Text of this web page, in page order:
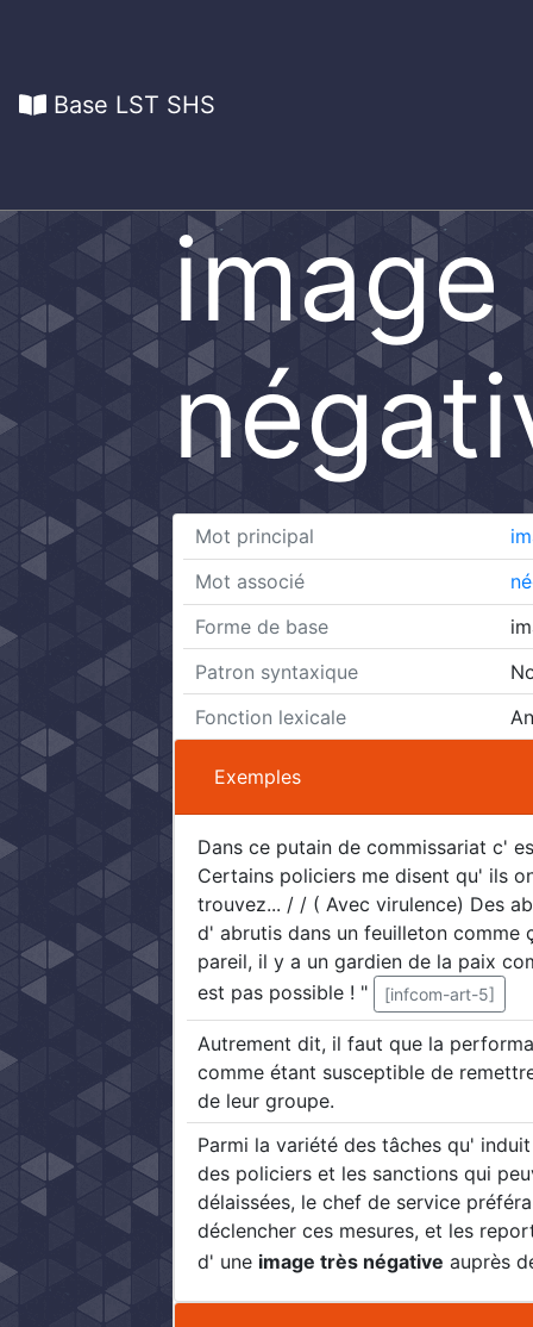
Base LST SHS
image
Mot principal
Mot associé
Forme de base
Patron syntaxique
Fonction lexicale
Exemples
Dans ce putain de commissariat c'
Certains policiers me disent qu' ils
trouvez... / / ( Avec virulence) Des
d' abrutis dans un feuilleton comme
pareil, il y a un gardien de la paix
est pas possible ! "
[infcom-art-5]
Autrement dit, il faut que la
comme étant susceptible de
de leur groupe.
Parmi la variété des tâches qu'
des policiers et les sanctions qui
délaissées, le chef de service
déclencher ces mesures, et les
d' une image très négative auprès